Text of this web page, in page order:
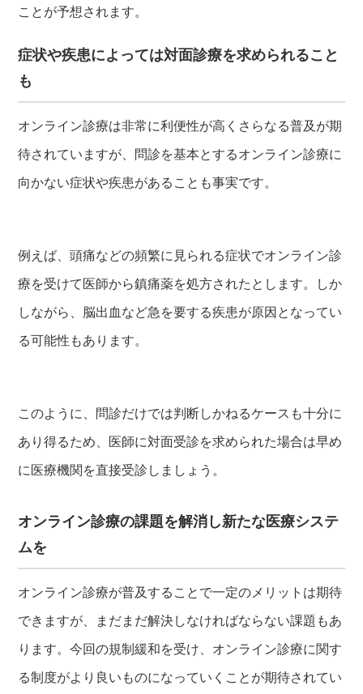
ことが予想されます。
症状や疾患によっては対面診療を求められること
も
オンライン診療は非常に利便性が高くさらなる普及が期
待されていますが、問診を基本とするオンライン診療に
向かない症状や疾患があることも事実です。
例えば、頭痛などの頻繁に見られる症状でオンライン診
療を受けて医師から鎮痛薬を処方されたとします。しか
しながら、脳出血など急を要する疾患が原因となってい
る可能性もあります。
このように、問診だけでは判断しかねるケースも十分に
あり得るため、医師に対面受診を求められた場合は早め
に医療機関を直接受診しましょう。
オンライン診療の課題を解消し新たな医療システ
ムを
オンライン診療が普及することで一定のメリットは期待
できますが、まだまだ解決しなければならない課題もあ
ります。今回の規制緩和を受け、オンライン診療に関す
る制度がより良いものになっていくことが期待されてい